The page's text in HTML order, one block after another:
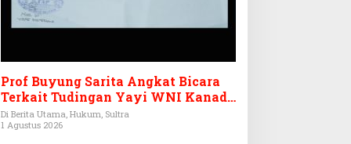
Prof Buyung Sarita Angkat Bicara
Terkait Tudingan Yayi WNI Kanada
Ditagih Utang Rp3,6 Miliar
Di Berita Utama, Hukum, Sultra
1 Agustus 2026